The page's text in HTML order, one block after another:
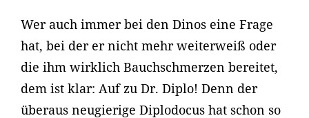
Wer auch immer bei den Dinos eine Frage
hat, bei der er nicht mehr weiterweiß oder
die ihm wirklich Bauchschmerzen bereitet,
dem ist klar: Auf zu Dr. Diplo! Denn der
überaus neugierige Diplodocus hat schon so